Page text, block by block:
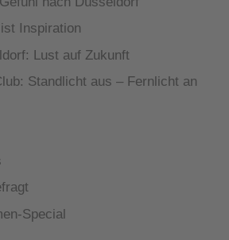
Inspiration
Lust auf Zukunft
Standlicht aus – Fernlicht an
Special